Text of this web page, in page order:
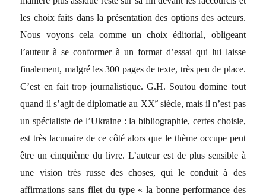
les choix faits dans la présentation des options des acteurs.
Nous voyons cela comme un choix éditorial, obligeant
l’auteur à se conformer à un format d’essai qui lui laisse
finalement, malgré les 300 pages de texte, très peu de place.
C’est en fait trop journalistique. G.H. Soutou domine tout
quand il s’agit de diplomatie au XXesiècle, mais il n’est pas
un spécialiste de l’Ukraine : la bibliographie, certes choisie,
est très lacunaire de ce côté alors que le thème occupe peut
être un cinquième du livre. L’auteur est de plus sensible à
une vision très russe des choses, qui le conduit à des
affirmations sans filet du type « la bonne performance des